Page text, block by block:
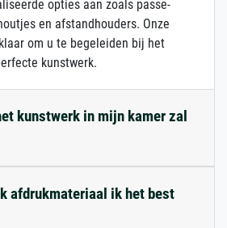
opties aan zoals passe-
en afstandhouders. Onze
om u te begeleiden bij het
kunstwerk.
kunstwerk in mijn kamer zal
afdrukmateriaal ik het best